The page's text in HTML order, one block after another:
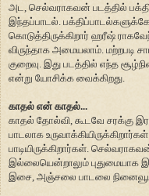
அட, செல்வராகவன் படத்தில்
இந்தப்பாடல்.
கொடுத்திருக்கிறார் ஹரீஷ்
விருந்தாக அமையலாம். மற்றபடி
குறைவு. இது படத்தில் எந்த
என்று யோசிக்க வைக்கிறது.
காதல் என் காதல்...
காதல் தோல்வி, கூடவே சரக்கு
பாடலாக
பாடியிருக்கிறார்கள்.
இல்லையென்றாலும் புதுமையாக
இசை, அஞ்சலை பாடலை